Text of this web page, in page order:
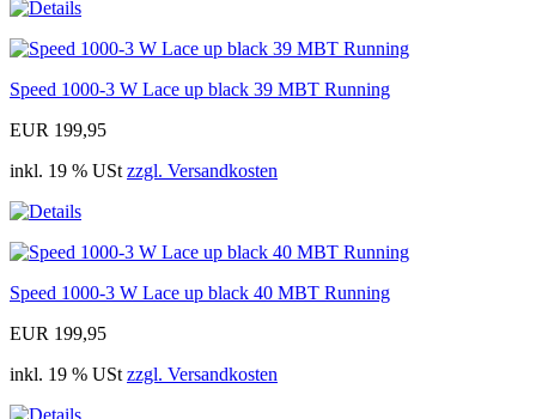
Speed 1000-3 W Lace up black 39 MBT Running
EUR 199,95
inkl. 19 % USt zzgl. Versandkosten
Speed 1000-3 W Lace up black 40 MBT Running
EUR 199,95
inkl. 19 % USt zzgl. Versandkosten